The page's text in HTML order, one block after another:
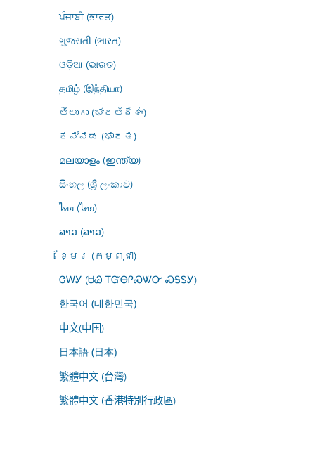
ਪੰਜਾਬੀ (ਭਾਰਤ)
ગુજરાતી (ભારત)
ଓଡ଼ିଆ (ଭାରତ)
தமிழ் (இந்தியா)
తెలుగు (భారతదేశం)
ಕನ್ನಡ (ಭಾರತ)
മലയാളം (ഇന്ത്യ)
සිංහල (ශ්‍රී ලංකාව)
ไทย (ไทย)
ລາວ (ລາວ)
ខ្មែរ (កម្ពុជា)
ᏣᎳᎩ (ᏌᏊ ᎢᏳᎾᎵᏍᏔᏅ ᏍᎦᏚᎩ)
한국어 (대한민국)
中文(中国)
日本語 (日本)
繁體中文 (台灣)
繁體中文 (香港特別行政區)